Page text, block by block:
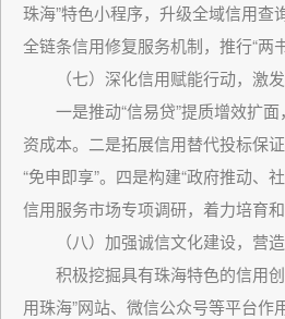
珠海”特色小程序，升级全域信用查
全链条信用修复服务机制，推行“两
（七）深化信用赋能行动，激发
一是推动“信易贷”提质增效扩面
资成本。二是拓展信用替代投标保
“免申即享”。四是构建“政府推动
信用服务市场专项调研，着力培育
（八）加强诚信文化建设，营造
积极挖掘具有珠海特色的信用创
用珠海”网站、微信公众号等平台